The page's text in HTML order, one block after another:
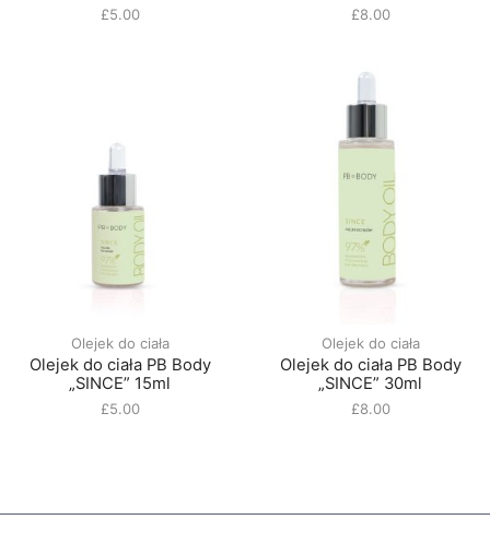
£5.00 £8.00
Olejek do ciała
Olejek do ciała PB Body
„SINCE” 15ml
£5.00
Olejek do ciała
Olejek do ciała PB Body
„SINCE” 30ml
£8.00